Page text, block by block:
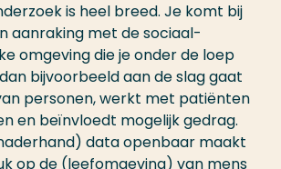
is heel breed. Je komt bij
aanraking met de sociaal-
omgeving die je onder de loep
bijvoorbeeld aan de slag gaat
personen, werkt met patiënten
en beïnvloedt mogelijk gedrag.
data openbaar maakt
op de (leefomgeving) van mens